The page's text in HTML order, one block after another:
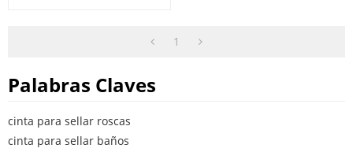
1
Palabras Claves
cinta para sellar roscas
cinta para sellar baños